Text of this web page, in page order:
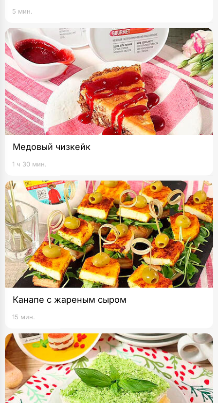
5 мин.
Медовый чизкейк
1 ч 30 мин.
Канапе с жареным сыром
15 мин.